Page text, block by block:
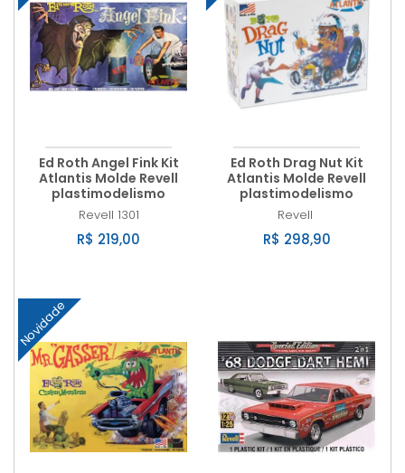
Ed Roth Angel Fink Kit
Atlantis Molde Revell
plastimodelismo
Revell 1301
R$ 219,00
Ed Roth Drag Nut Kit
Atlantis Molde Revell
plastimodelismo
Revell
R$ 298,90
Novidade